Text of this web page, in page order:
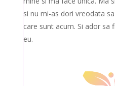
si nu mi-as dori vreodata
care sunt acum. Si ador sa
eu.